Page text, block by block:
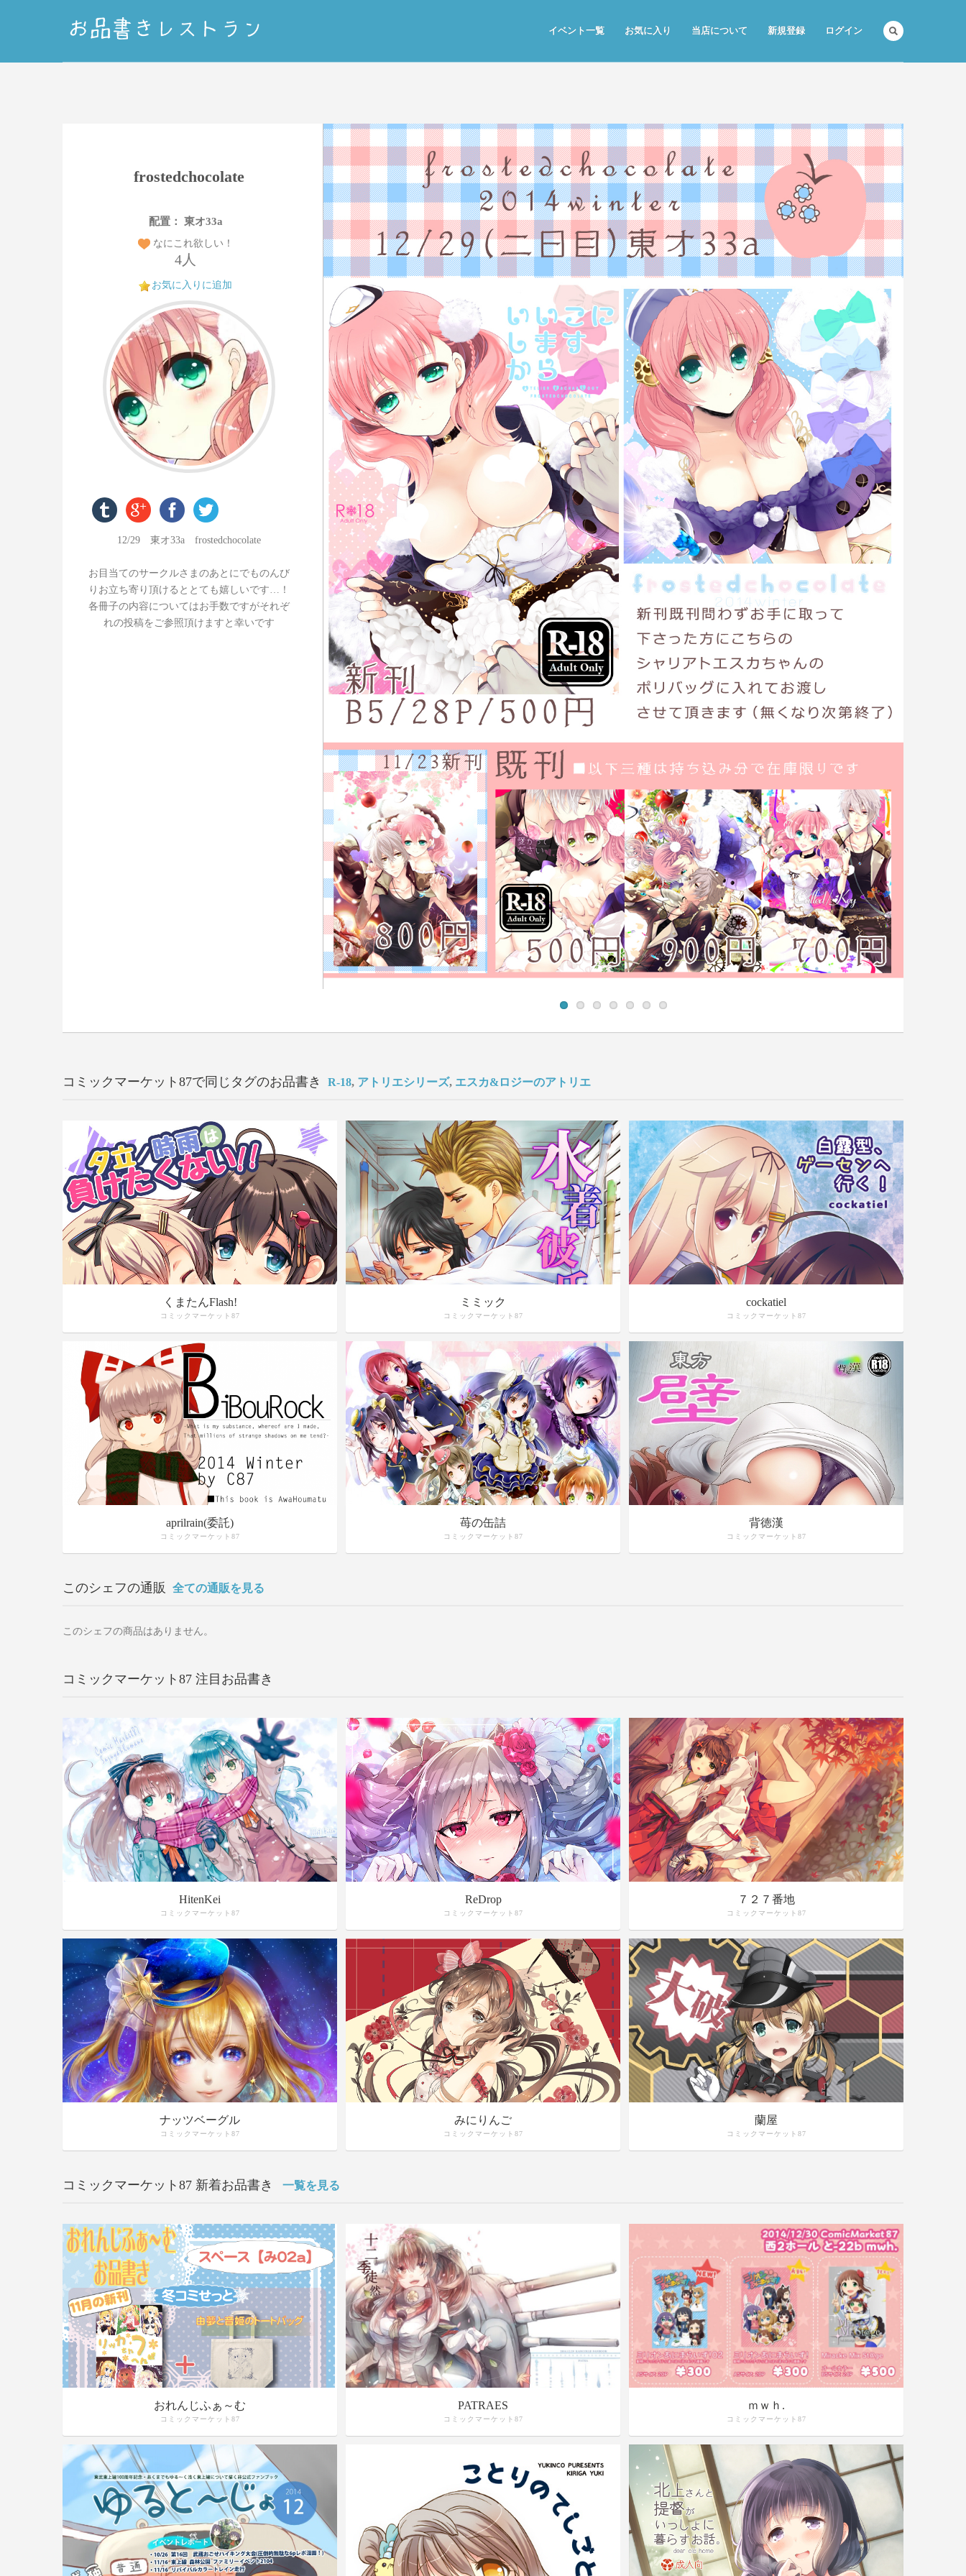
イベント一覧 お気に入り 当店について 新規登録 ログイン
frostedchocolate
配置： 東オ33a
なにこれ欲しい！
4人
お気に入りに追加
あみ子
12/29 東オ33a frostedchocolate
お目当てのサークルさまのあとにでものんび
りお立ち寄り頂けるととても嬉しいです…！
各冊子の内容についてはお手数ですがそれぞ
れの投稿をご参照頂けますと幸いです
コミックマーケット87で同じタグのお品書き R-18, アトリエシリーズ, エスカ&ロジーのアトリエ
くまたんFlash!
コミックマーケット87
ミミック
コミックマーケット87
cockatiel
コミックマーケット87
aprilrain(委託)
コミックマーケット87
苺の缶詰
コミックマーケット87
背徳漢
コミックマーケット87
このシェフの通販 全ての通販を見る
このシェフの商品はありません。
コミックマーケット87 注目お品書き
HitenKei
コミックマーケット87
ReDrop
コミックマーケット87
７２７番地
コミックマーケット87
ナッツベーグル
コミックマーケット87
みにりんご
コミックマーケット87
蘭屋
コミックマーケット87
コミックマーケット87 新着お品書き 一覧を見る
おれんじふぁ～む
コミックマーケット87
PATRAES
コミックマーケット87
ｍｗｈ.
コミックマーケット87